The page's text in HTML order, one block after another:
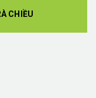
CHIỀU